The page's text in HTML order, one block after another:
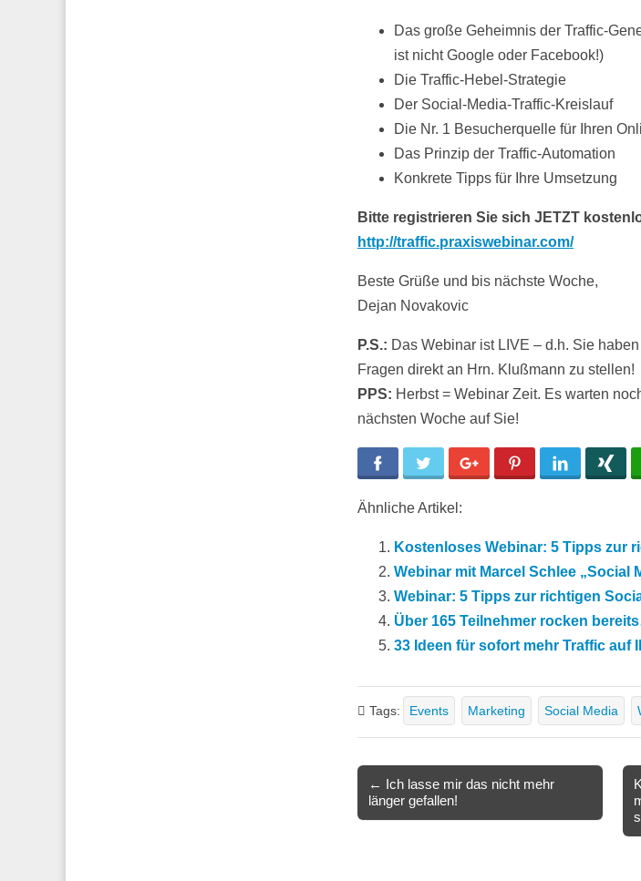
Das große Geheimnis der Traffic-
ist nicht Google oder Facebook!)
Die Traffic-Hebel-Strategie
Der Social-Media-Traffic-Kreislauf
Die Nr. 1 Besucherquelle für Ihren
Das Prinzip der Traffic-Automation
Konkrete Tipps für Ihre Umsetzung
Bitte registrieren Sie sich JETZT
http://traffic.praxiswebinar.com/
Beste Grüße und bis nächste Woche,
Dejan Novakovic
P.S.: Das Webinar ist LIVE – d.h. Sie
Fragen direkt an Hrn. Klußmann zu stellen!
PPS: Herbst = Webinar Zeit. Es warten
nächsten Woche auf Sie!
Facebook Twitter Google+ Pinterest LinkedIn
Ähnliche Artikel:
Kostenloses Webinar: 5 Tipps zur
Webinar mit Marcel Schlee „Social
Webinar: 5 Tipps zur richtigen
Über 165 Teilnehmer rocken
33 Ideen für sofort mehr Traffic auf
Tags: Events Marketing Social Media
navigation
← Ich lasse mir das nicht mehr
länger gefallen!